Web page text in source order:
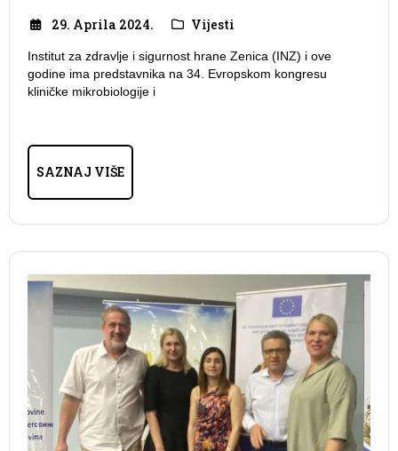
29. Aprila 2024. Vijesti
Institut za zdravlje i sigurnost hrane Zenica (INZ) i ove
godine ima predstavnika na 34. Evropskom kongresu
kliničke mikrobiologije i
SAZNAJ VIŠE